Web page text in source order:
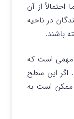
دارد اما احتمالاً از آن
در ناحیه
بسیار مهمی است که
اگر این سطح
کاهش یابد، جفت ارز DOGE/USDT ممکن است به